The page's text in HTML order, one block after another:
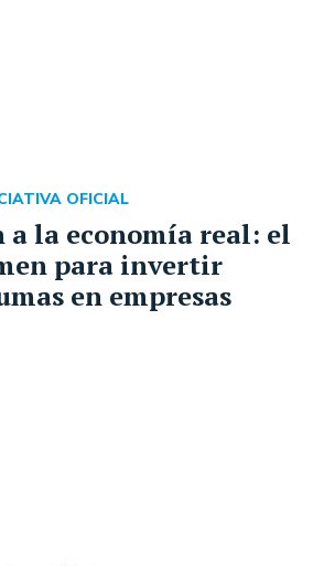
a la economía real: el
para invertir
en empresas
OFICIAL